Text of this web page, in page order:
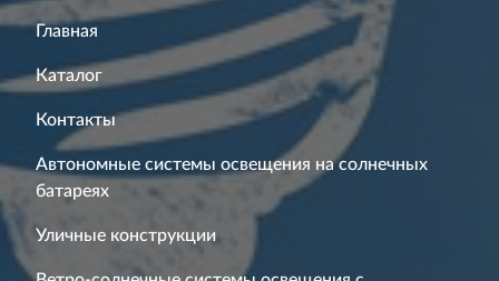
Главная
Каталог
Контакты
Автономные системы освещения на солнечных
батареях
Уличные конструкции